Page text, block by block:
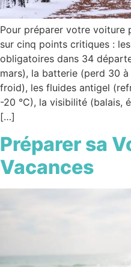
Pour préparer votre voiture
sur cinq points critiques :
obligatoires dans 34
mars), la batterie (perd 30
froid), les fluides antigel
-20 °C), la visibilité (balais,
[…]
Préparer sa
Vacances